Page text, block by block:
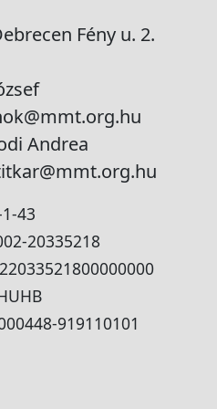
Fény u. 2.
Andrea
43
20335218
919110101